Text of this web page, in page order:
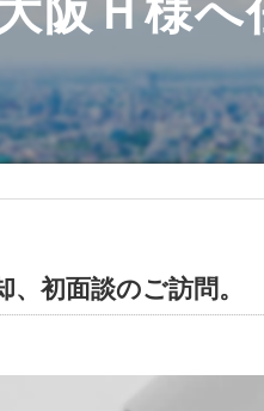
売却専門相談室のお客様の声
意売却専門の千里コンサルティ
初面談のご訪問。